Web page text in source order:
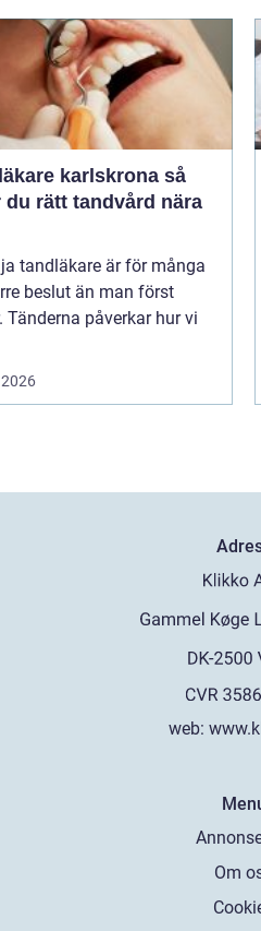
karlskrona så
du rätt tandvård nära
tandläkare är för många
beslut än man först
Tänderna påverkar hur vi
web:
Om